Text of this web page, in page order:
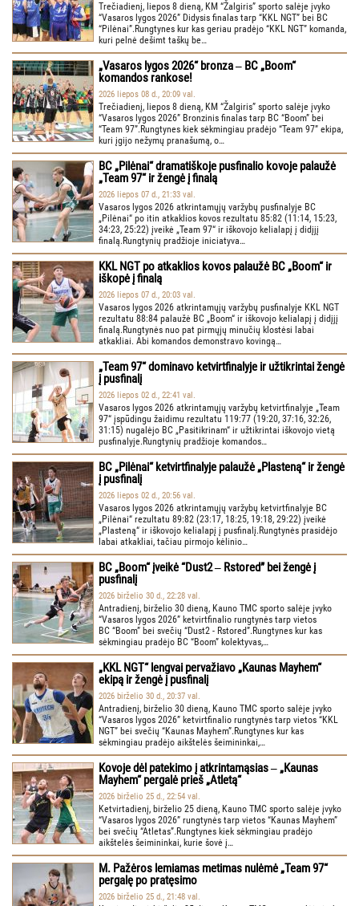
Trečiadienį, liepos 8 dieną, KM “Žalgiris” sporto salėje įvyko
“Vasaros lygos 2026” Didysis finalas tarp “KKL NGT” bei BC
“Pilėnai”.Rungtynes kur kas geriau pradėjo “KKL NGT” komanda,
kuri pelnė dešimt taškų be…
„Vasaros lygos 2026“ bronza ‒ BC „Boom“
komandos rankose!
2026 liepos 08 d., 20:09 val.
Trečiadienį, liepos 8 dieną, KM “Žalgiris” sporto salėje įvyko
“Vasaros lygos 2026” Bronzinis finalas tarp BC “Boom” bei
“Team 97”.Rungtynes kiek sėkmingiau pradėjo “Team 97” ekipa,
kuri įgijo nežymų pranašumą, o…
BC „Pilėnai“ dramatiškoje pusfinalio kovoje palaužė
„Team 97“ ir žengė į finalą
2026 liepos 07 d., 21:33 val.
Vasaros lygos 2026 atkrintamųjų varžybų pusfinalyje BC
„Pilėnai“ po itin atkaklios kovos rezultatu 85:82 (11:14, 15:23,
34:23, 25:22) įveikė „Team 97“ ir iškovojo kelialapį į didįjį
finalą.Rungtynių pradžioje iniciatyva…
KKL NGT po atkaklios kovos palaužė BC „Boom“ ir
iškopė į finalą
2026 liepos 07 d., 20:03 val.
Vasaros lygos 2026 atkrintamųjų varžybų pusfinalyje KKL NGT
rezultatu 88:84 palaužė BC „Boom“ ir iškovojo kelialapį į didįjį
finalą.Rungtynės nuo pat pirmųjų minučių klostėsi labai
atkakliai. Abi komandos demonstravo kovingą…
„Team 97“ dominavo ketvirtfinalyje ir užtikrintai žengė
į pusfinalį
2026 liepos 02 d., 22:41 val.
Vasaros lygos 2026 atkrintamųjų varžybų ketvirtfinalyje „Team
97“ įspūdingu žaidimu rezultatu 119:77 (19:20, 37:16, 32:26,
31:15) nugalėjo BC „Pasitikrinam“ ir užtikrintai iškovojo vietą
pusfinalyje.Rungtynių pradžioje komandos…
BC „Pilėnai“ ketvirtfinalyje palaužė „Plasteną“ ir žengė
į pusfinalį
2026 liepos 02 d., 20:56 val.
Vasaros lygos 2026 atkrintamųjų varžybų ketvirtfinalyje BC
„Pilėnai“ rezultatu 89:82 (23:17, 18:25, 19:18, 29:22) įveikė
„Plasteną“ ir iškovojo kelialapį į pusfinalį.Rungtynės prasidėjo
labai atkakliai, tačiau pirmojo kėlinio…
BC „Boom“ įveikė “Dust2 ‒ Rstored” bei žengė į
pusfinalį
2026 birželio 30 d., 22:28 val.
Antradienį, birželio 30 dieną, Kauno TMC sporto salėje įvyko
“Vasaros lygos 2026” ketvirtfinalio rungtynės tarp vietos
BC “Boom” bei svečių “Dust2 - Rstored”.Rungtynes kur kas
sėkmingiau pradėjo BC “Boom” kolektyvas,…
„KKL NGT“ lengvai pervažiavo „Kaunas Mayhem“
ekipą ir žengė į pusfinalį
2026 birželio 30 d., 20:37 val.
Antradienį, birželio 30 dieną, Kauno TMC sporto salėje įvyko
“Vasaros lygos 2026” ketvirtfinalio rungtynės tarp vietos “KKL
NGT” bei svečių “Kaunas Mayhem”.Rungtynes kur kas
sėkmingiau pradėjo aikštelės šeimininkai,…
Kovoje dėl patekimo į atkrintamąsias ‒ „Kaunas
Mayhem“ pergalė prieš „Atletą“
2026 birželio 25 d., 22:54 val.
Ketvirtadienį, birželio 25 dieną, Kauno TMC sporto salėje įvyko
“Vasaros lygos 2026” rungtynės tarp vietos “Kaunas Mayhem”
bei svečių “Atletas”.Rungtynes kiek sėkmingiau pradėjo
aikštelės šeimininkai, kurie šovė į…
M. Pažėros lemiamas metimas nulėmė „Team 97“
pergalę po pratęsimo
2026 birželio 25 d., 21:48 val.